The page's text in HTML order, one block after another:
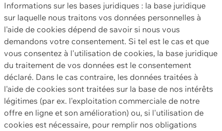
Informations sur les bases juridiques : la base juridique
sur laquelle nous traitons vos données personnelles à
l'aide de cookies dépend de savoir si nous vous
demandons votre consentement. Si tel est le cas et que
vous consentez à l'utilisation de cookies, la base juridique
du traitement de vos données est le consentement
déclaré. Dans le cas contraire, les données traitées à
l'aide de cookies sont traitées sur la base de nos intérêts
légitimes (par ex. l'exploitation commerciale de notre
offre en ligne et son amélioration) ou, si l'utilisation de
cookies est nécessaire, pour remplir nos obligations